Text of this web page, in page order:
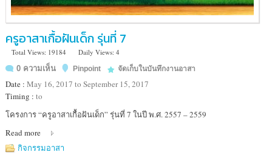
ครูอาสาเกื้อฝันเด็ก รุ่นที่ 7
Total Views: 19184
Daily Views: 4
0 ความเห็น
Pinpoint จัดเก็บในบันทึกงานอาสา
Date : May 16, 2017 to September 15, 2017
Timing : to
Location
มูลนิธิ
เกื้อ
โครงการ “ครูอาสาเกื้อฝันเด็ก” รุ่นที่ 7 ในปี พ.ศ. 2557 – 2559
Read more
กิจกรรมอาสา